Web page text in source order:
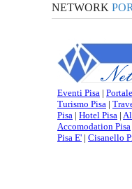
NETWORK